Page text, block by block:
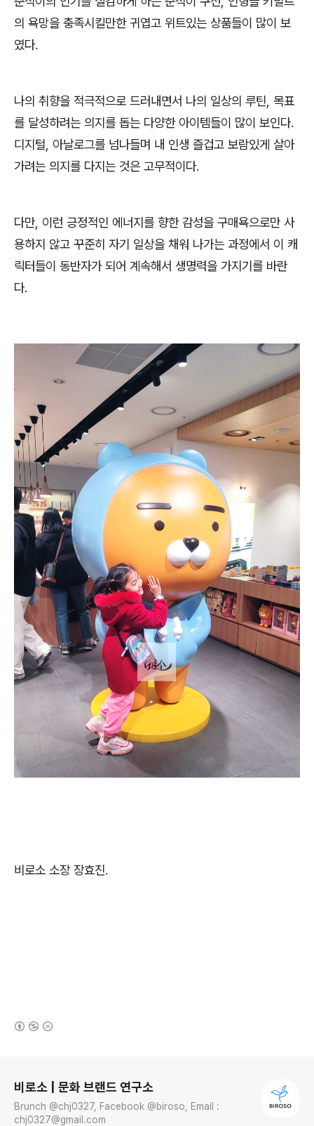
의 욕망을 충족시킬만한 귀엽고 위트있는 상품들이 많이 보
였다.
나의 취향을 적극적으로 드러내면서 나의 일상의 루틴, 목표
를 달성하려는 의지를 돕는 다양한 아이템들이 많이 보인다.
디지털, 아날로그를 넘나들며 내 인생 즐겁고 보람있게 살아
가려는 의지를 다지는 것은 고무적이다.
다만, 이런 긍정적인 에너지를 향한 감성을 구매욕으로만 사
용하지 않고 꾸준히 자기 일상을 채워 나가는 과정에서 이 캐
릭터들이 동반자가 되어 계속해서 생명력을 가지기를 바란
다.
비로소 소장 장효진.
비로소 | 문화 브랜드 연구소
Brunch @chj0327, Facebook @biroso, Email :
chj0327@gmail.com